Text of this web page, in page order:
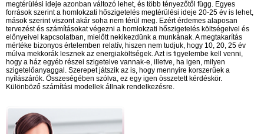
megtérülési ideje azonban változó lehet, és több tényezőtől függ. Egyes
források szerint a homlokzati hőszigetelés megtérülési ideje 20-25 év is lehet,
mások szerint viszont akár soha nem térül meg. Ezért érdemes alaposan
tervezést és számításokat végezni a homlokzati hőszigetelés költségeivel és
előnyeivel kapcsolatban, mielőtt nekikezdünk a munkának. A megtakarítás
mértéke bizonyos értelemben relatív, hiszen nem tudjuk, hogy 10, 20, 25 év
múlva mekkorák lesznek az energiaköltségek. Azt is figyelembe kell venni,
hogy a ház egyéb részei szigetelve vannak-e, illetve, ha igen, milyen
szigetelőanyaggal. Szerepet játszik az is, hogy mennyire korszerűek a
nyílászárók. Összeségében szólva, ez egy igen összetett kérdéskör.
Különböző számítási modellek állnak rendelkezésre.